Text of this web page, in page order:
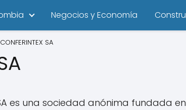
Negocios y Economía
CONFERINTEX SA
SA es una sociedad anónima